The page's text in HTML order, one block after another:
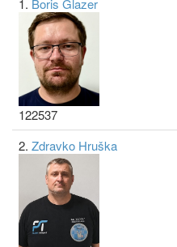
1. Boris Glazer
122537
2. Zdravko Hruška